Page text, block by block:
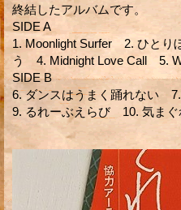
終結したアルバムです。
SIDE A
1. Moonlight Surfer 2. ひとり
う 4. Midnight Love Call 5.
SIDE B
6. ダンスはうまく踊れない
9. るれーぶえらび 10. 気まぐ